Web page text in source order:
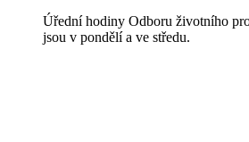
Úřední hodiny Odboru životního
jsou v pondělí a ve středu.